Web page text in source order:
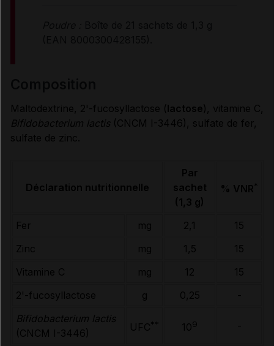
PRÉCAUTIONS D'EMPLOI
Maltodextrine, 2'-fucosyllactose (lactose), vitamine C,
Bifidobacterium lactis(CNCM I-3446), sulfate de fer,
sulfate de zinc.
Déclaration nutritionnelle
Par
sachet
(1,3 g)
% VNR *
Fer mg 2,1
15
Zinc
mg 1,5
15
Vitamine C
mg 12
15
2'-fucosyllactose
g 0,25
-
Bifidobacterium lactis
(CNCM I-3446)
UFC ** 109 -